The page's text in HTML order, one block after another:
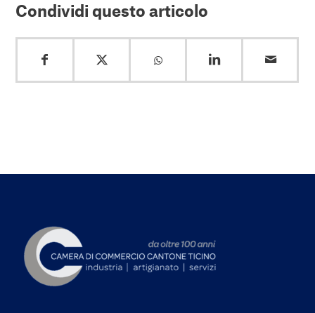
Condividi questo articolo